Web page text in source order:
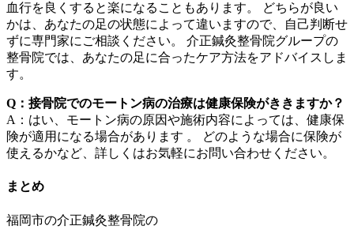
血行を良くすると楽になることもあります。 どちらが良い
かは、あなたの足の状態によって違いますので、自己判断せ
ずに専門家にご相談ください。 介正鍼灸整骨院グループの
整骨院では、あなたの足に合ったケア方法をアドバイスしま
す。
Q：接骨院でのモートン病の治療は健康保険がききますか？
A：はい、モートン病の原因や施術内容によっては、健康保
険が適用になる場合があります 。 どのような場合に保険が
使えるかなど、詳しくはお気軽にお問い合わせください。
まとめ